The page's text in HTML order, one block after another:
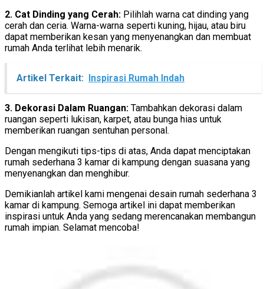
2. Cat Dinding yang Cerah: Pilihlah warna cat dinding yang
cerah dan ceria. Warna-warna seperti kuning, hijau, atau biru
dapat memberikan kesan yang menyenangkan dan membuat
rumah Anda terlihat lebih menarik.
Artikel Terkait: Inspirasi Rumah Indah
3. Dekorasi Dalam Ruangan: Tambahkan dekorasi dalam
ruangan seperti lukisan, karpet, atau bunga hias untuk
memberikan ruangan sentuhan personal.
Dengan mengikuti tips-tips di atas, Anda dapat menciptakan
rumah sederhana 3 kamar di kampung dengan suasana yang
menyenangkan dan menghibur.
Demikianlah artikel kami mengenai desain rumah sederhana 3
kamar di kampung. Semoga artikel ini dapat memberikan
inspirasi untuk Anda yang sedang merencanakan membangun
rumah impian. Selamat mencoba!